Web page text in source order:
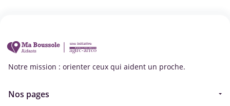
Notre mission : orienter ceux qui aident un proche.
Nos pages